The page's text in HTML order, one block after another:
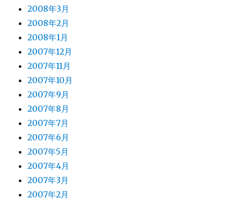
2008年3月
2008年2月
2008年1月
2007年12月
2007年11月
2007年10月
2007年9月
2007年8月
2007年7月
2007年6月
2007年5月
2007年4月
2007年3月
2007年2月